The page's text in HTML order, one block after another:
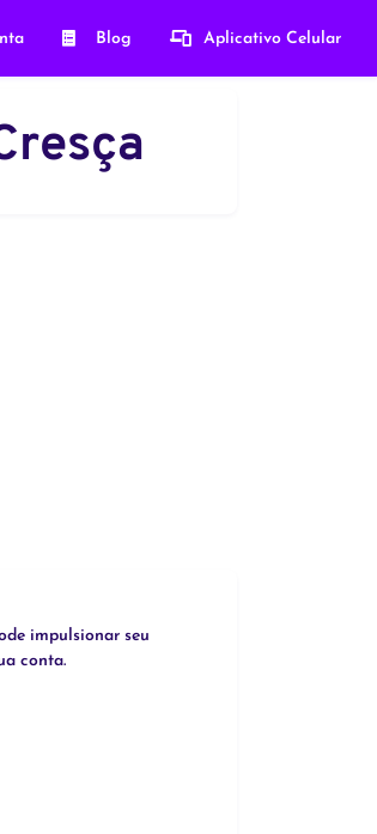
Blog Aplicativo Celular
impulsionar seu
conta.